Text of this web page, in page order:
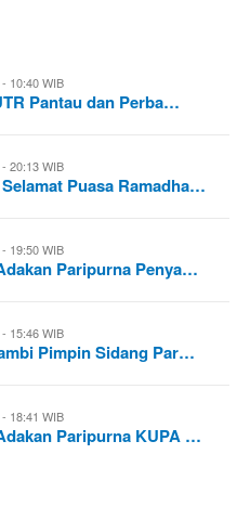
10:40 WIB
Pantau dan Perba…
20:13 WIB
Puasa Ramadha…
19:50 WIB
Paripurna Penya…
15:46 WIB
Pimpin Sidang Par…
18:41 WIB
Paripurna KUPA …